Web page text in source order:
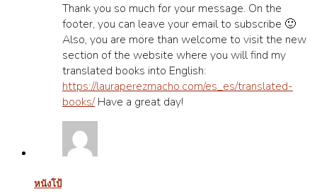
Thank you so much for your message. On the
footer, you can leave your email to subscribe 🙂
Also, you are more than welcome to visit the new
section of the website where you will find my
translated books into English:
https://lauraperezmacho.com/es_es/translated-
books/Have a great day!
หนังโป้